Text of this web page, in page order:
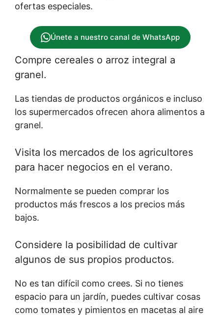
ofertas especiales.
Únete a nuestro canal de WhatsApp
Compre cereales o arroz integral a
granel.
Las tiendas de productos orgánicos e incluso
los supermercados ofrecen ahora alimentos a
granel.
Visita los mercados de los agricultores
para hacer negocios en el verano.
Normalmente se pueden comprar los
productos más frescos a los precios más
bajos.
Considere la posibilidad de cultivar
algunos de sus propios productos.
No es tan difícil como crees. Si no tienes
espacio para un jardín, puedes cultivar cosas
como tomates y pimientos en macetas al aire